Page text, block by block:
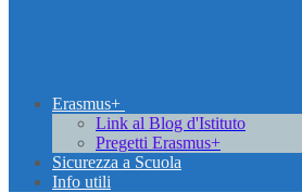
Erasmus+
Link al Blog d'Istituto
Pregetti Erasmus+
Sicurezza a Scuola
Info utili